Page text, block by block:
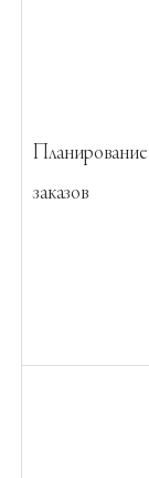
Планирование
заказов